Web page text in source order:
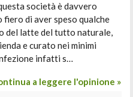
società è davvero
di aver speso qualche
del latte del tutto naturale,
e curato nei minimi
infatti s…
a leggere l'opinione »